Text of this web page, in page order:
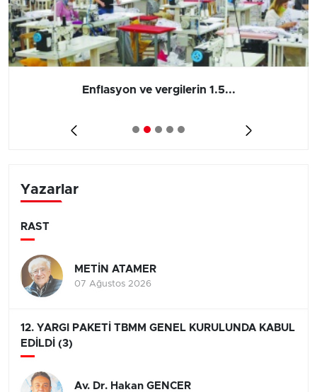
Enflasyon ve vergilerin 1.5...
Yazarlar
RAST
METİN ATAMER
07 Ağustos 2026
12. YARGI PAKETİ TBMM GENEL KURULUNDA KABUL
EDİLDİ (3)
Av. Dr. Hakan GENCER